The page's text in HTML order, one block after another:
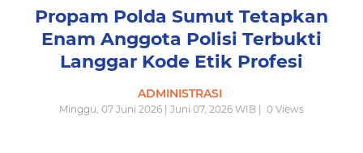
Propam Polda Sumut Tetapkan
Enam Anggota Polisi Terbukti
Langgar Kode Etik Profesi
ADMINISTRASI
Minggu, 07 Juni 2026 | Juni 07, 2026 WIB | 0 Views